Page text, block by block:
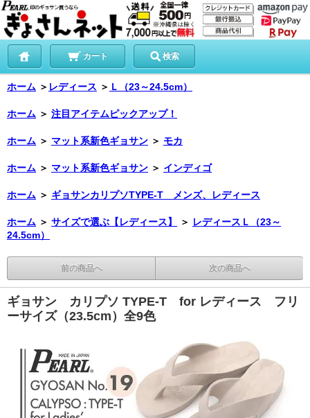
カート 検索
ホーム ＞ レディース ＞ Ｌ（23～24.5cm）
ホーム ＞ 注目アイテムピックアップ！
ホーム ＞ マット系新色ギョサン ＞ モカ
ホーム ＞ マット系新色ギョサン ＞ インディゴ
ホーム ＞ ギョサンカリプソTYPE-T メンズ、レディース
ホーム ＞ サイズで選ぶ【レディース】 ＞ レディースＬ（23～
24.5cm）
前の商品へ 次の商品へ
ギョサン カリプソ TYPE-T for レディース フリ
ーサイズ（23.5cm）全9色